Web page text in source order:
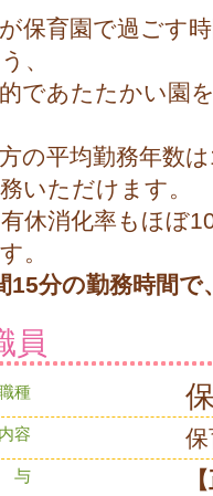
保育園で過ごす
、
であたたかい園
の平均勤務年数
いただけます。
休消化率もほぼ
。
15分の勤務時間
員
種
容 保